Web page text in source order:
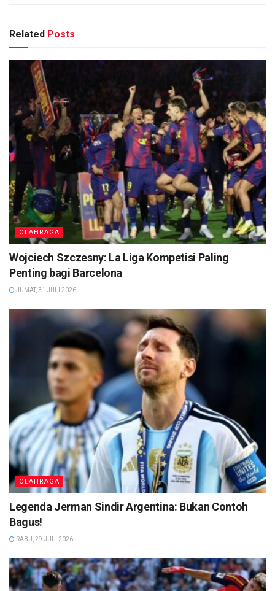
Related Posts
OLAHRAGA
Wojciech Szczesny: La Liga Kompetisi Paling
Penting bagi Barcelona
JUMAT, 31 JULI 2026
OLAHRAGA
Legenda Jerman Sindir Argentina: Bukan Contoh
Bagus!
RABU, 29 JULI 2026